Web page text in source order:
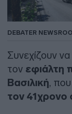
DEBATER
Συνεχίζουν
τον εφιάλτη
Βασιλική, που
τον 41χρονο